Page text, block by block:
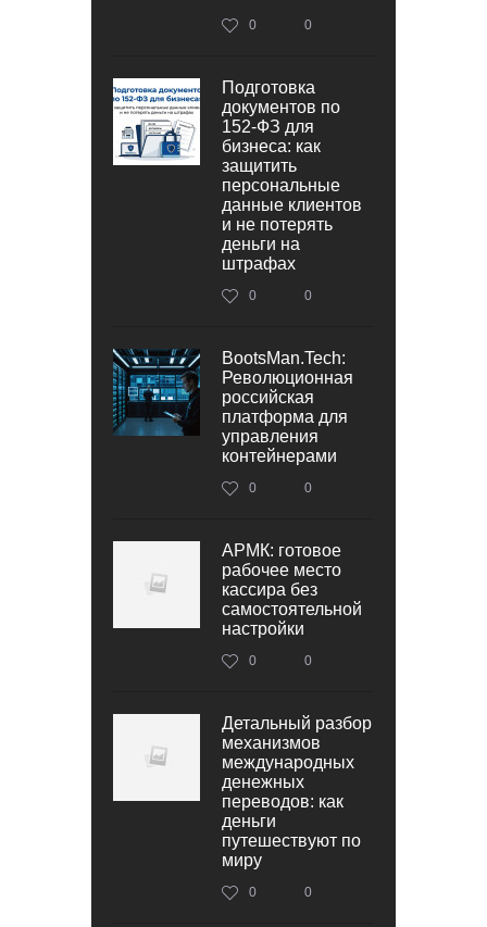
0 0
Подготовка
документов по
152‑ФЗ для
бизнеса: как
защитить
персональные
данные клиентов
и не потерять
деньги на
штрафах
0 0
BootsMan.Tech:
Революционная
российская
платформа для
управления
контейнерами
0 0
АРМК: готовое
рабочее место
кассира без
самостоятельной
настройки
0 0
Детальный разбор
механизмов
международных
денежных
переводов: как
деньги
путешествуют по
миру
0 0